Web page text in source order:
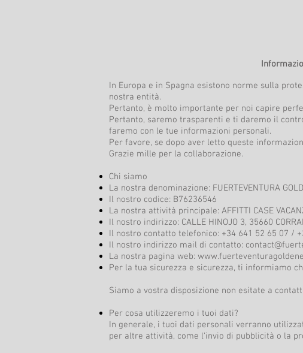
In Europa e in Spagna esistono norme sulla
nostra entità.
Pertanto, è molto importante per noi capire
Pertanto, saremo trasparenti e ti daremo il
faremo con le tue informazioni personali.
Per favore, se dopo aver letto queste
Grazie mille per la collaborazione.
Chi siamo
La nostra denominazione: FUERTEVENTURA
Il nostro codice: B76236546
La nostra attività principale: AFFITTI CASE
Il nostro indirizzo: CALLE HINOJO 3, 35660
Il nostro contatto telefonico: +34 641 52 65 07 /
Il nostro indirizzo mail di contatto:
La nostra pagina web:
Per la tua sicurezza e sicurezza, ti informiamo
Siamo a vostra disposizione non esitate a
Per cosa utilizzeremo i tuoi dati?
In generale, i tuoi dati personali verranno
per altre attività, come l'invio di pubblicità o la